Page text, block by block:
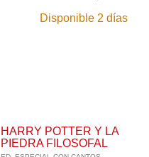
Disponible 2 días
HARRY POTTER Y LA
PIEDRA FILOSOFAL